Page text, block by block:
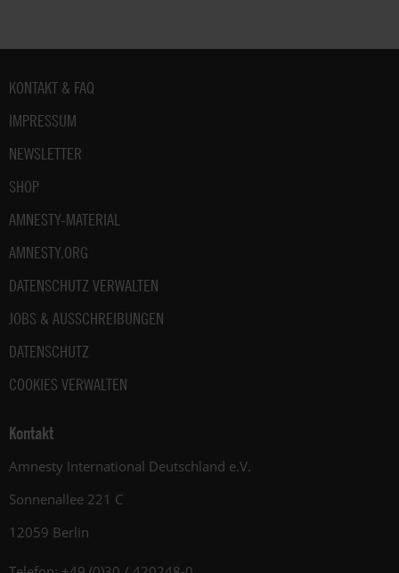
Fußbereich
KONTAKT & FAQ
IMPRESSUM
NEWSLETTER
SHOP
AMNESTY-MATERIAL
AMNESTY.ORG
DATENSCHUTZ VERWALTEN
JOBS & AUSSCHREIBUNGEN
DATENSCHUTZ
COOKIES VERWALTEN
Kontakt
Amnesty International Deutschland e.V.
Sonnenallee 221 C
12059 Berlin